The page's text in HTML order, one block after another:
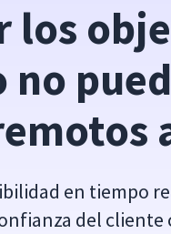
los
no
en tiempo
del cliente